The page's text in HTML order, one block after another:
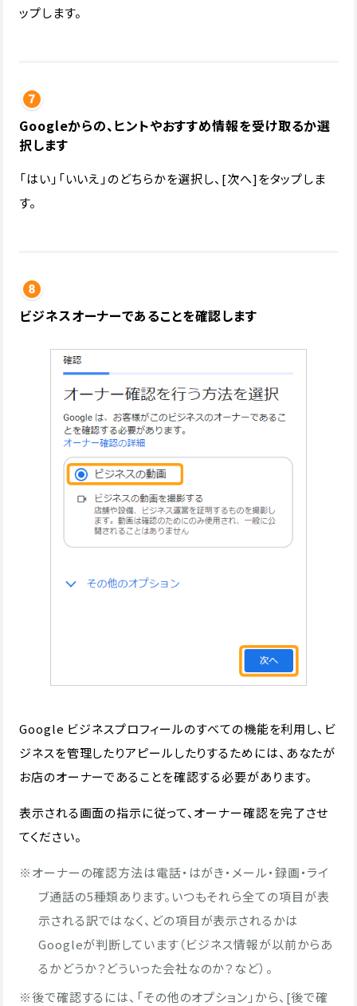
ップします。
Googleからの、ヒントやおすすめ情報を受け取るか選
択します
「はい」「いいえ」のどちらかを選択し、[次へ]をタップしま
す。
ビジネスオーナーであることを確認します
Google ビジネスプロフィールのすべての機能を利用し、ビ
ジネスを管理したりアピールしたりするためには、あなたが
お店のオーナーであることを確認する必要があります。
表示される画面の指示に従って、オーナー確認を完了させ
てください。
※オーナーの確認方法は電話・はがき・メール・録画・ライ
ブ通話の5種類あります。いつもそれら全ての項目が表
示される訳ではなく、どの項目が表示されるかは
Googleが判断しています（ビジネス情報が以前からあ
るかどうか？どういった会社なのか？など）。
※後で確認するには、「その他のオプション」から、[後で確